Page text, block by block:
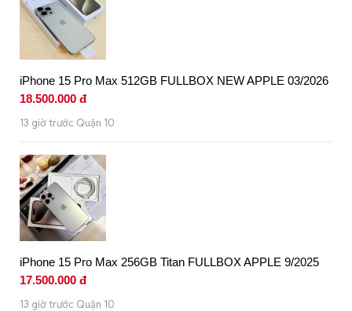
iPhone 15 Pro Max 512GB FULLBOX NEW APPLE 03/2026
18.500.000 đ
13 giờ trước Quận 10
iPhone 15 Pro Max 256GB Titan FULLBOX APPLE 9/2025
17.500.000 đ
13 giờ trước Quận 10